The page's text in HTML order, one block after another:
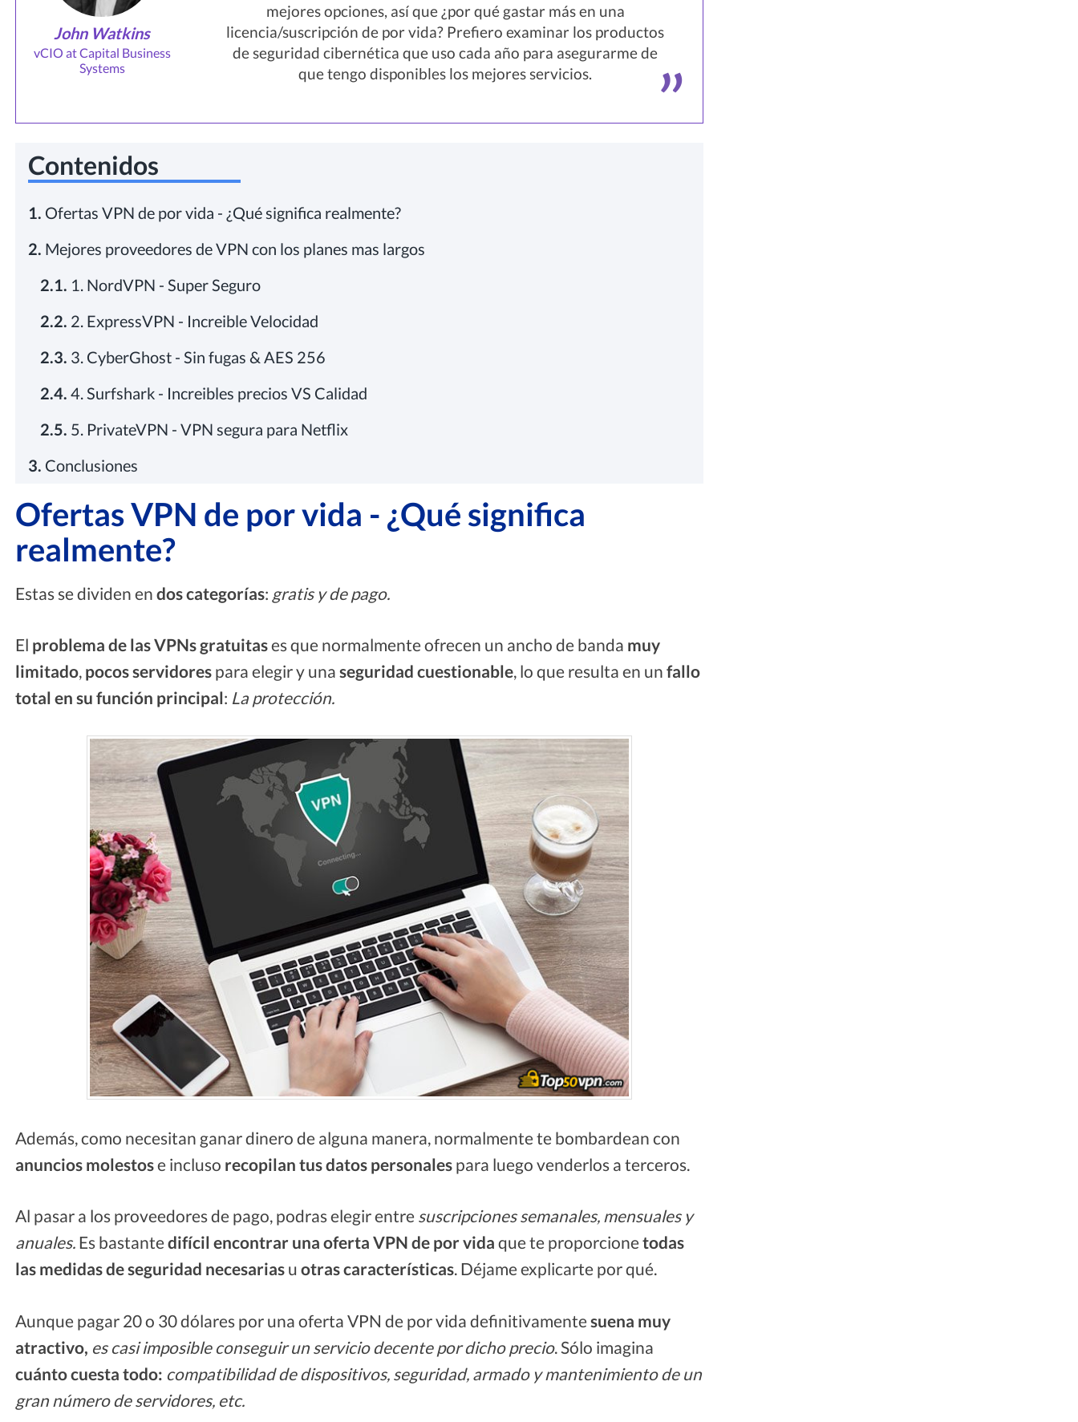
John Watkins
vCIO at Capital Business
Systems
mejores opciones, así que ¿por qué gastar más en una
licencia/suscripción de por vida? Prefiero examinar los productos
de seguridad cibernética que uso cada año para asegurarme de
que tengo disponibles los mejores servicios.
Contenidos
1. Ofertas VPN de por vida - ¿Qué significa realmente?
2. Mejores proveedores de VPN con los planes mas largos
2.1. 1. NordVPN - Super Seguro
2.2. 2. ExpressVPN - Increible Velocidad
2.3. 3. CyberGhost - Sin fugas & AES 256
2.4. 4. Surfshark - Increibles precios VS Calidad
2.5. 5. PrivateVPN - VPN segura para Netflix
3. Conclusiones
Ofertas VPN de por vida - ¿Qué significa
realmente?
Estas se dividen en dos categorías: gratis y de pago.
El problema de las VPNs gratuitases que normalmente ofrecen un ancho de banda muy
limitado, pocos servidores para elegir y una seguridad cuestionable, lo que resulta en un fallo
total en su función principal: La protección.
Además, como necesitan ganar dinero de alguna manera, normalmente te bombardean con
anuncios molestose incluso recopilan tus datos personales para luego venderlos a terceros.
Al pasar a los proveedores de pago, podras elegir entre suscripciones semanales, mensuales y
anuales. Es bastante difícil encontrar una oferta VPN de por vida que te proporcione todas
las medidas de seguridad necesarias u otras características. Déjame explicarte por qué.
Aunque pagar 20 o 30 dólares por una oferta VPN de por vida definitivamente suena muy
atractivo, es casi imposible conseguir un servicio decente por dicho precio. Sólo imagina
cuánto cuesta todo: compatibilidad de dispositivos, seguridad, armado y mantenimiento de un
gran número de servidores, etc.